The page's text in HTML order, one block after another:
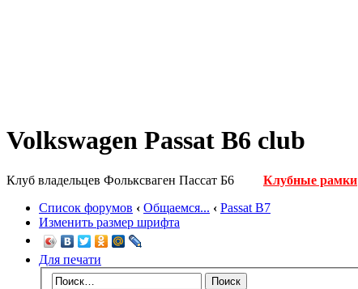
Volkswagen Passat B6 club
Клуб владельцев Фольксваген Пассат Б6
Клубные рамки
Список форумов ‹ Общаемся... ‹ Passat B7
Изменить размер шрифта
Для печати